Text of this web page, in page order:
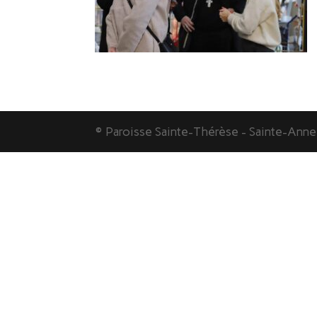
© Paroisse Sainte-Thérèse - Sainte-